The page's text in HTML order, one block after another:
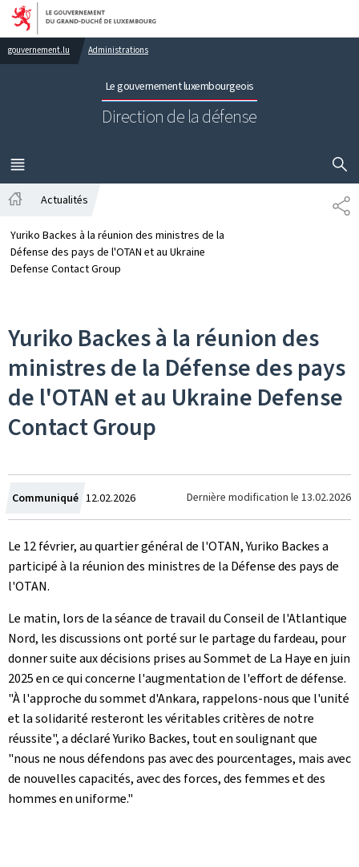
Aller au menu principal
Aller au contenu
gouvernement.lu Administrations
Le gouvernement luxembourgeois
Direction de la défense
MENU
PRINCIPAL
Actualités
Yuriko Backes à la réunion des ministres de la
Défense des pays de l'OTAN et au Ukraine
Defense Contact Group
Yuriko Backes à la réunion des
ministres de la Défense des pays
de l'OTAN et au Ukraine Defense
Contact Group
Communiqué Crée
le
12.02.2026 Dernière modification le 13.02.2026
Le 12 février, au quartier général de l'OTAN, Yuriko Backes a
participé à la réunion des ministres de la Défense des pays de
l'OTAN.
Le matin, lors de la séance de travail du Conseil de l'Atlantique
Nord, les discussions ont porté sur le partage du fardeau, pour
donner suite aux décisions prises au Sommet de La Haye en juin
2025 en ce qui concerne l'augmentation de l'effort de défense.
"À l'approche du sommet d'Ankara, rappelons-nous que l'unité
et la solidarité resteront les véritables critères de notre
réussite", a déclaré Yuriko Backes, tout en soulignant que
"nous ne nous défendons pas avec des pourcentages, mais avec
de nouvelles capacités, avec des forces, des femmes et des
hommes en uniforme."